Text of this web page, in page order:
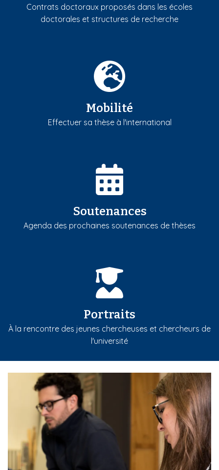
Contrats doctoraux proposés dans les écoles
doctorales et structures de recherche
Mobilité
Effectuer sa thèse à l'international
Soutenances
Agenda des prochaines soutenances de thèses
Portraits
À la rencontre des jeunes chercheuses et chercheurs de
l'université